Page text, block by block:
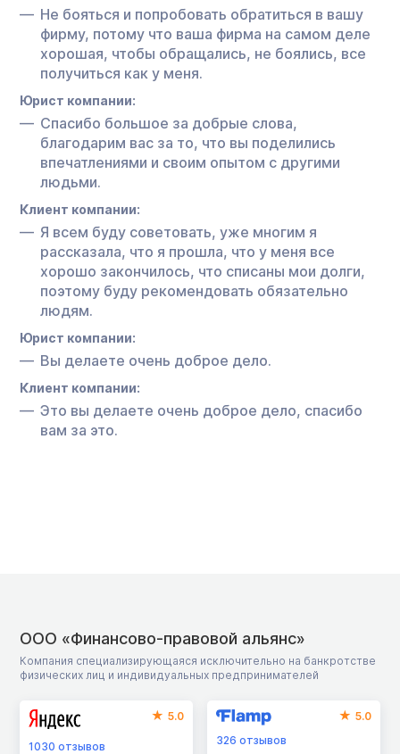
Не бояться и попробовать обратиться в вашу
фирму, потому что ваша фирма на самом деле
хорошая, чтобы обращались, не боялись, все
получиться как у меня.
Юрист компании:
Спасибо большое за добрые слова,
благодарим вас за то, что вы поделились
впечатлениями и своим опытом с другими
людьми.
Клиент компании:
Я всем буду советовать, уже многим я
рассказала, что я прошла, что у меня все
хорошо закончилось, что списаны мои долги,
поэтому буду рекомендовать обязательно
людям.
Юрист компании:
Вы делаете очень доброе дело.
Клиент компании:
Это вы делаете очень доброе дело, спасибо
вам за это.
ООО «Финансово-правовой альянс»
Компания специализирующаяся исключительно на банкротстве
физических лиц и индивидуальных предпринимателей
5.0
1030 отзывов
5.0
326отзывов